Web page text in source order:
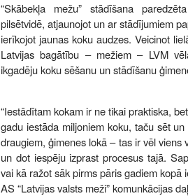
“Skābekļa mežu” stādīšana
pilsētvidē, atjaunojot un ar stādījumiem
ierīkojot jaunas koku audzes. Veicinot
Latvijas bagātību – mežiem – LVM
ikgadēju koku sēšanu un stādīšanu
“Iestādītam kokam ir ne tikai praktiska,
gadu iestāda miljoniem koku, taču sēt
draugiem, ģimenes lokā – tas ir vēl
un dot iespēju izprast procesus tajā.
vai kā ražot sāk pirms pāris gadiem kopā
AS “Latvijas valsts meži” komunkācijas